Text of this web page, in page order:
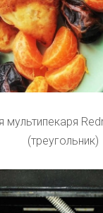
мультипекаря
(треугольник)